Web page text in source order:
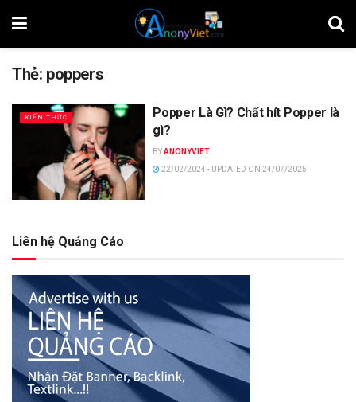
Thẻ: poppers
KIẾN THỨC
Popper Là Gì? Chất hít Popper là
gì?
BYANONYVIET
22/02/2024 - UPDATED ON 24/07/2025
Liên hệ Quảng Cáo